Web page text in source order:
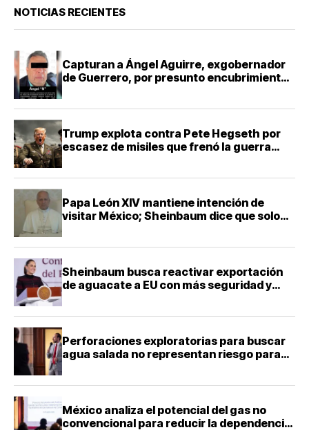
NOTICIAS RECIENTES
Capturan a Ángel Aguirre, exgobernador
de Guerrero, por presunto encubrimiento
Trump explota contra Pete Hegseth por
escasez de misiles que frenó la guerra
Papa León XIV mantiene intención de
visitar México; Sheinbaum dice que solo
Sheinbaum busca reactivar exportación
de aguacate a EU con más seguridad y
Perforaciones exploratorias para buscar
agua salada no representan riesgo para
México analiza el potencial del gas no
convencional para reducir la dependencia